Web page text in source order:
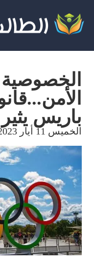
باريس
الخميس 11 أيار 2023